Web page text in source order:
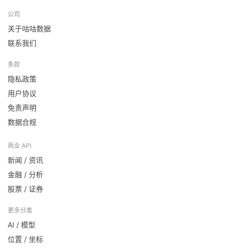
公司
关于咕咕数据
联系我们
条款
隐私政策
用户协议
免责声明
数据合规
商业 API
新闻 / 资讯
金融 / 分析
股票 / 证券
更多分类
AI / 模型
位置 / 坐标